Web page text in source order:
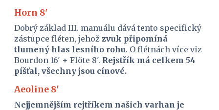
Horn 8'
Dobrý základ III. manuálu dává tento specifický
zástupce fléten, jehož zvuk připomíná
tlumený hlas lesního rohu. O flétnách více viz
Bourdon 16' + Flöte 8'. Rejstřík má celkem 54
píšťal, všechny jsou cínové.
Aeoline 8'
Nejjemnějším rejtříkem našich varhan je